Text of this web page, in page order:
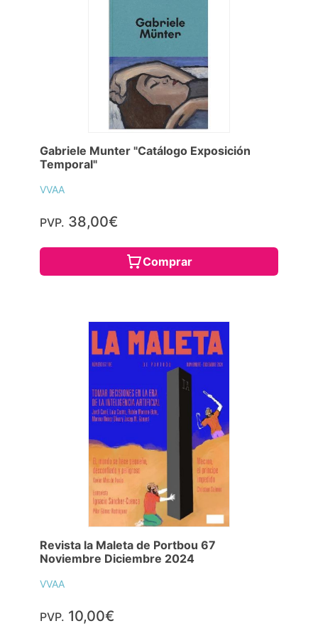
Gabriele Munter "Catálogo Exposición
Temporal"
VVAA
PVP. 38,00€
Comprar
Revista la Maleta de Portbou 67
Noviembre Diciembre 2024
VVAA
PVP. 10,00€